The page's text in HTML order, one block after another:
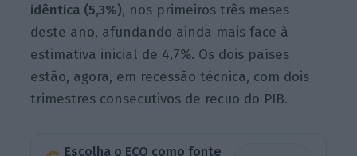
idêntica (5,3%), nos primeiros três meses
deste ano, afundando ainda mais face à
estimativa inicial de 4,7%. Os dois países
estão, agora, em recessão técnica, com dois
trimestres consecutivos de recuo do PIB.
Escolha o ECO como fonte